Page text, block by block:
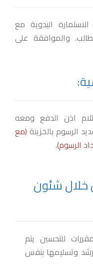
اليدوية مع
والموافقة على
اذن الدفع ومعه
الرسوم بالخزينة (مع
الرسوم).
خلال شئون
للتحسين يتم
وتسليمها بنفس